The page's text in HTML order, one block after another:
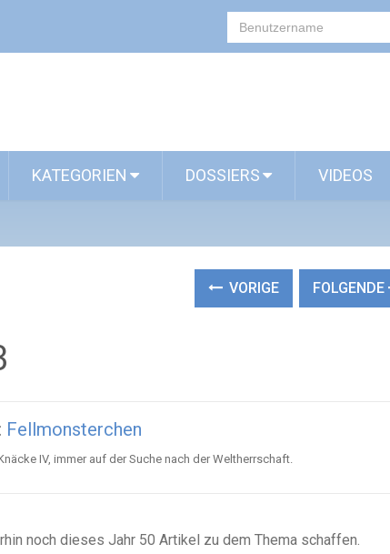
KATEGORIEN DOSSIERS VIDEOS
VORIGE FOLGENDE
Fellmonsterchen
IV, immer auf der Suche nach der Weltherrschaft.
noch dieses Jahr 50 Artikel zu dem Thema schaffen.